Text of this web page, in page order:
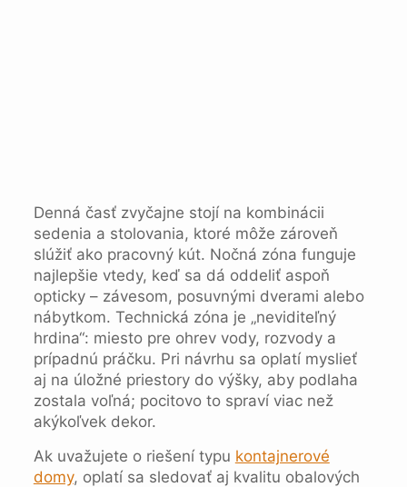
Denná časť zvyčajne stojí na kombinácii
sedenia a stolovania, ktoré môže zároveň
slúžiť ako pracovný kút. Nočná zóna funguje
najlepšie vtedy, keď sa dá oddeliť aspoň
opticky – závesom, posuvnými dverami alebo
nábytkom. Technická zóna je „neviditeľný
hrdina“: miesto pre ohrev vody, rozvody a
prípadnú práčku. Pri návrhu sa oplatí myslieť
aj na úložné priestory do výšky, aby podlaha
zostala voľná; pocitovo to spraví viac než
akýkoľvek dekor.
Ak uvažujete o riešení typu kontajnerové
domy, oplatí sa sledovať aj kvalitu obalových